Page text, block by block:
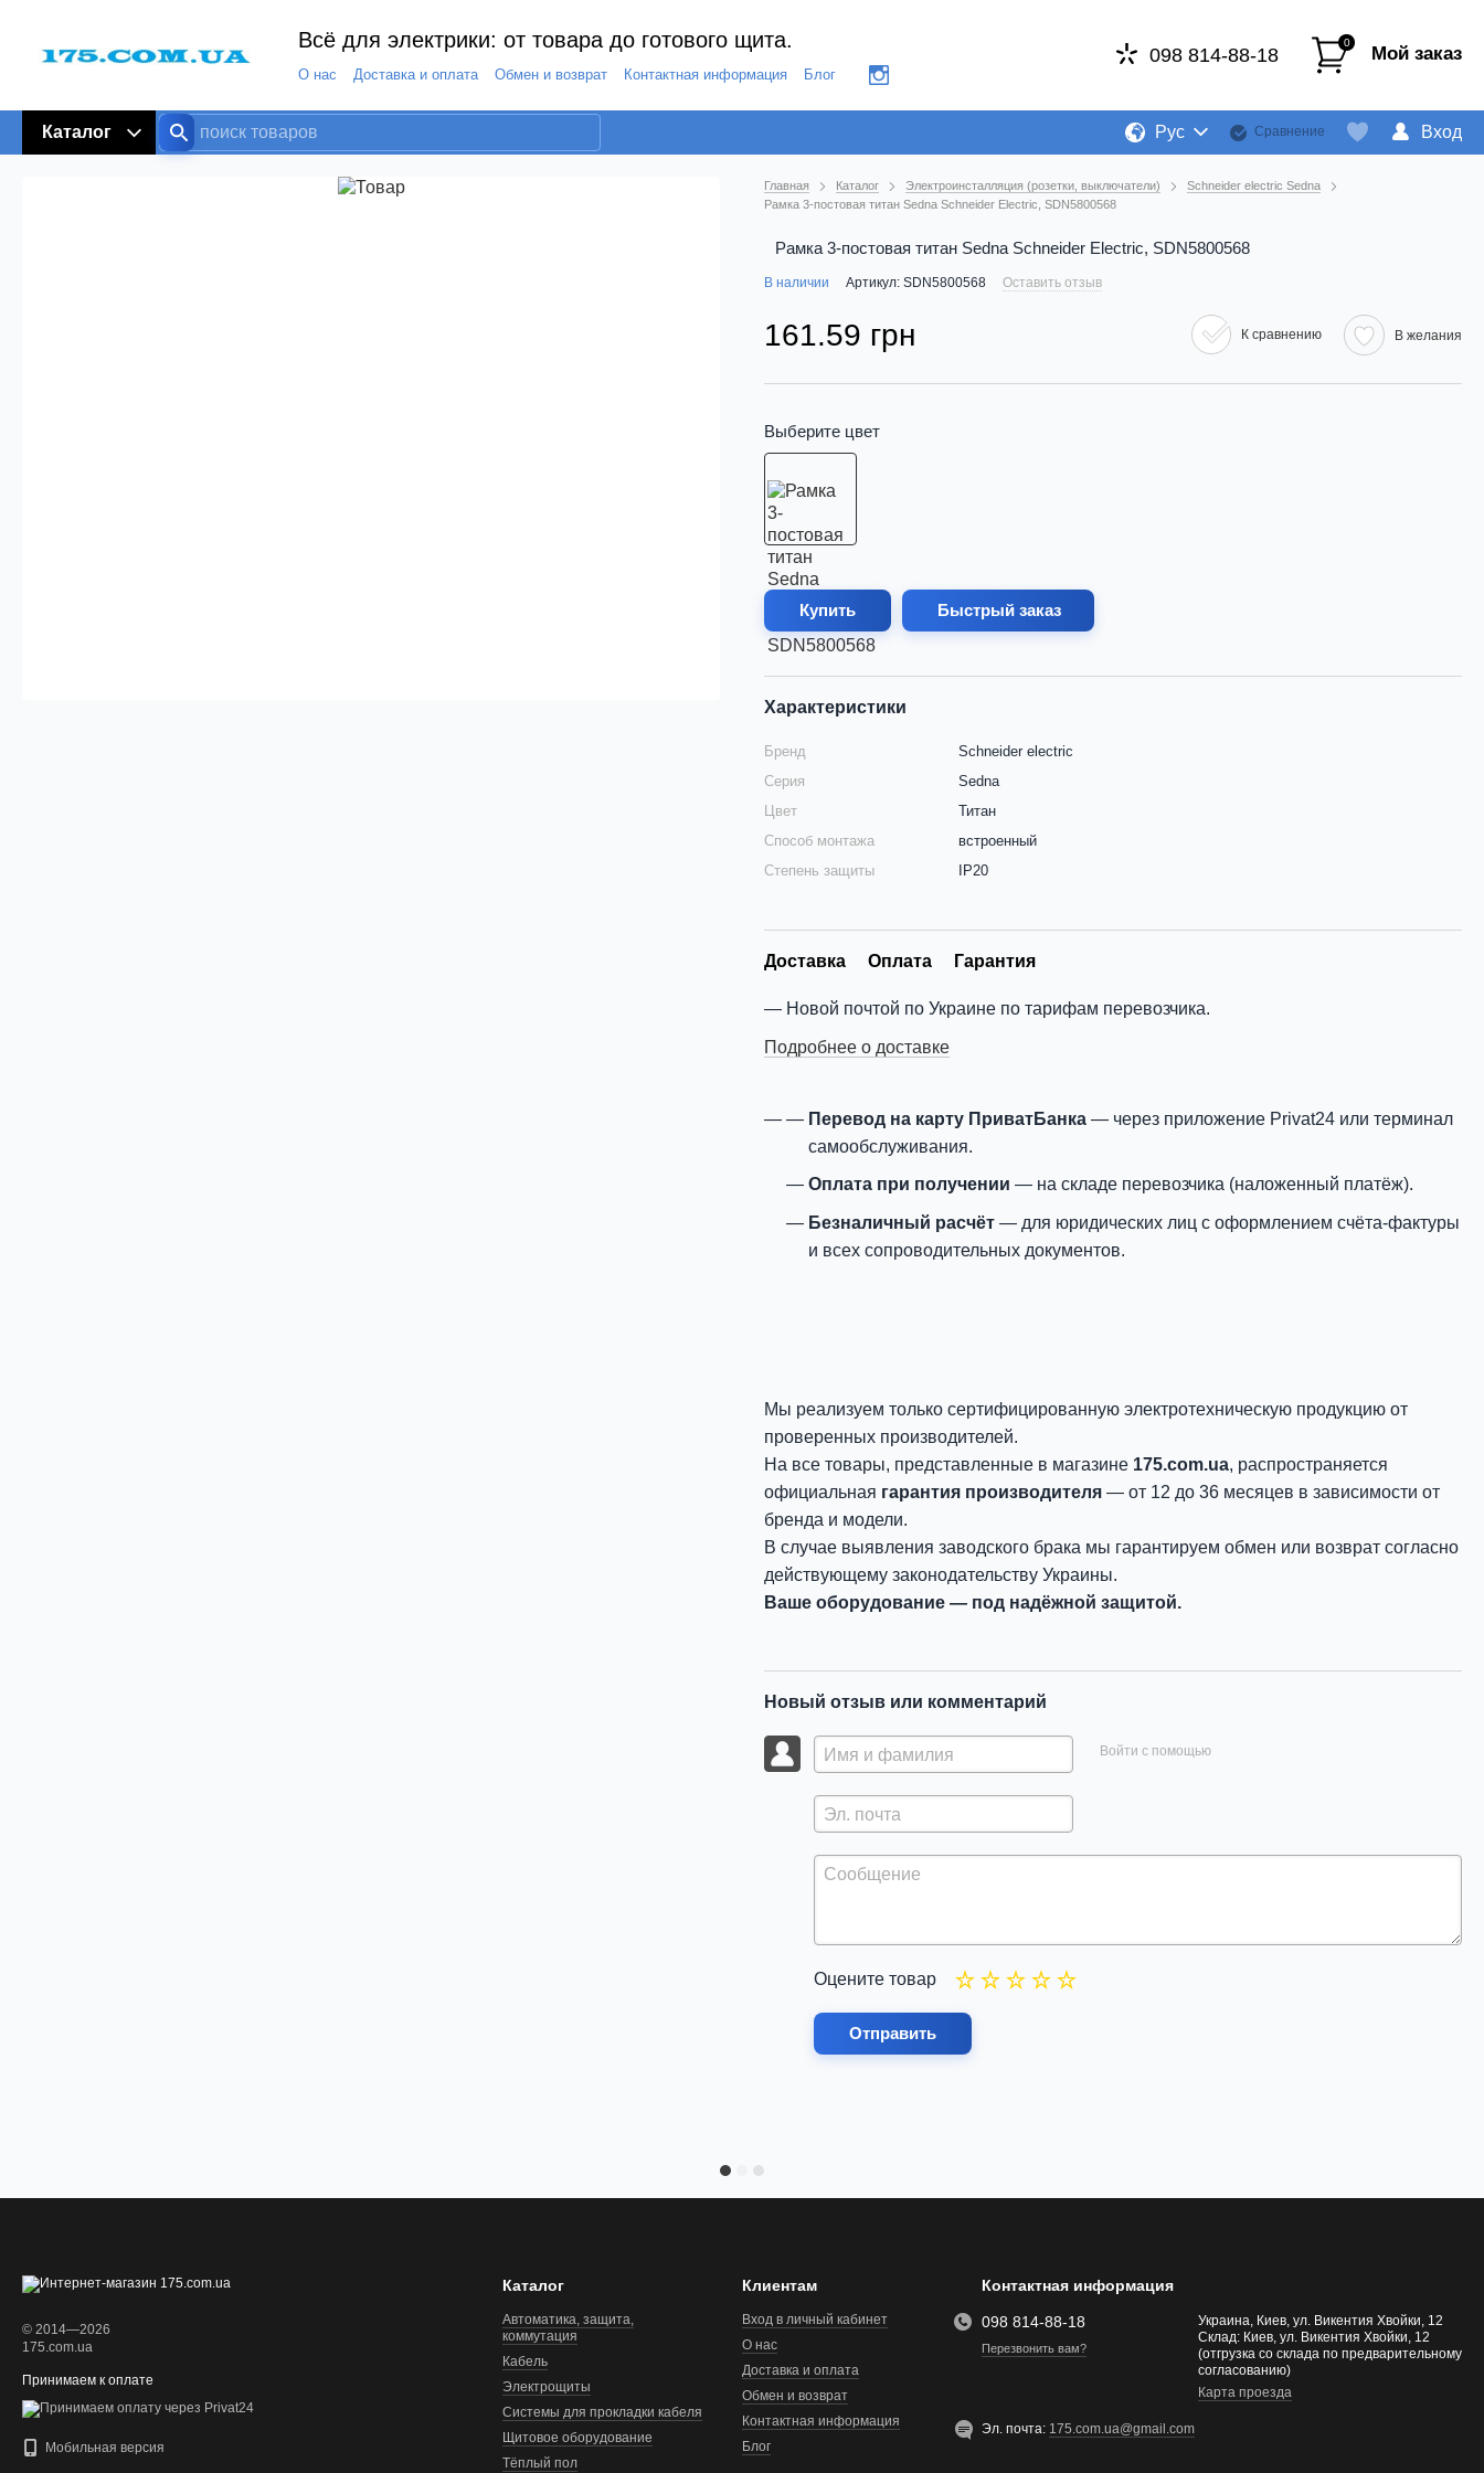
Всё для электрики: от товара до готового щита.
О нас Доставка и оплата Обмен и возврат Контактная информация Блог
098 814-88-18
0 Мой заказ
Каталог Рус Сравнение Вход
Главная Каталог Электроинсталляция (розетки, выключатели)
Schneider electric Sedna
Рамка 3-постовая титан Sedna Schneider Electric, SDN5800568
Рамка 3-постовая титан Sedna Schneider Electric, SDN5800568
В наличии Артикул: SDN5800568 Оставить отзыв
161.59 грн К сравнению В желания
Выберите цвет
Купить Быстрый заказ
Характеристики
Бренд
Schneider electric
Серия
Sedna
Цвет
Титан
Способ монтажа
встроенный
Степень защиты
IP20
Доставка Оплата Гарантия
Новой почтой по Украине по тарифам перевозчика.
Подробнее о доставке
Перевод на карту ПриватБанка — через приложение Privat24 или терминал
самообслуживания.
Оплата при получении — на складе перевозчика (наложенный платёж).
Безналичный расчёт — для юридических лиц с оформлением счёта-фактуры
и всех сопроводительных документов.
Мы реализуем только сертифицированную электротехническую продукцию от
проверенных производителей.
На все товары, представленные в магазине 175.com.ua, распространяется
официальная гарантия производителя — от 12 до 36 месяцев в зависимости от
бренда и модели.
В случае выявления заводского брака мы гарантируем обмен или возврат согласно
действующему законодательству Украины.
Ваше оборудование — под надёжной защитой.
Новый отзыв или комментарий
Войти с помощью
Оцените товар
Отправить
© 2014—2026
175.com.ua
Принимаем к оплате
Мобильная версия
Каталог
Автоматика, защита,
коммутация
Кабель
Электрощиты
Системы для прокладки кабеля
Щитовое оборудование
Тёплый пол
Клиентам
Вход в личный кабинет
О нас
Доставка и оплата
Обмен и возврат
Контактная информация
Блог
Контактная информация
098 814-88-18
Перезвонить вам?
Украина, Киев, ул. Викентия Хвойки, 12
Склад: Киев, ул. Викентия Хвойки, 12
(отгрузка со склада по предварительному
согласованию)
Карта проезда
Эл. почта: 175.com.ua@gmail.com